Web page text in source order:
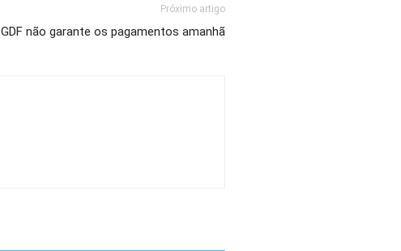
Próximo artigo
GDF não garante os pagamentos amanhã